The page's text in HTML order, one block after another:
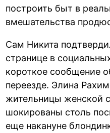
построить быт в
вмешательства
Сам Никита
странице в
короткое сообщение
переезде. Элина
жительницы женской
шокированы столь
еще накануне